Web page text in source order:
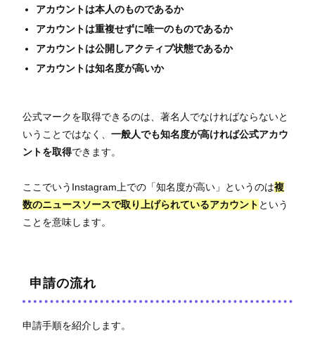
アカウントは本人のものであるか
アカウントは重複せずに唯一のものであるか
アカウントは公開しアクティブ状態であるか
アカウントは知名度が高いか
公式マークを取得できるのは、著名人でなければならないと
いうことではなく、 一般人でも知名度が高ければ公式アカウ
ントを取得できます。
ここでいうInstagram上での「知名度が高い」というのは複
数のニュースソースで取り上げられているアカウント という
ことを意味します。
申請の流れ
申請手順を紹介します。